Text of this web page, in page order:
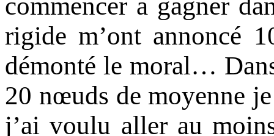
commencer à gagner
rigide m’ont annoncé
démonté le moral…
20 nœuds de moyenne
j’ai voulu aller au